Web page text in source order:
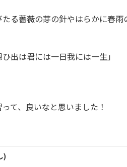
たる薔薇の芽の針やはらかに春雨
出は君には一日我には一生」
て、良いなと思いました！
)